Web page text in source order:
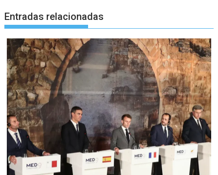
Entradas relacionadas